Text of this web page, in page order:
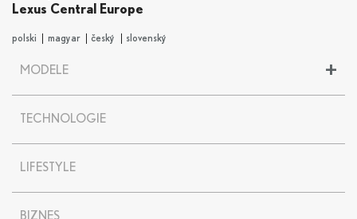
Lexus Central Europe
polski magyar český slovenský
+
MODELE
UX
UX 300e
NX
TECHNOLOGIE
LIFESTYLE
BIZNES